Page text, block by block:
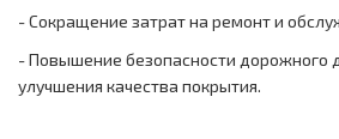
- Сокращение затрат на ремонт и
- Повышение безопасности дорожного
улучшения качества покрытия.